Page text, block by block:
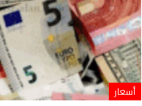
أسعار